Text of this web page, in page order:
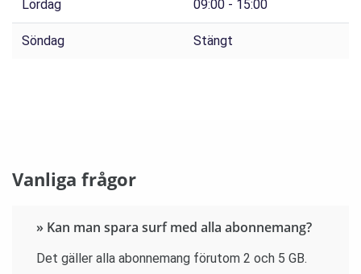
Lördag 09:00 - 15:00
Söndag Stängt
Vanliga frågor
» Kan man spara surf med alla abonnemang?
Det gäller alla abonnemang förutom 2 och 5 GB.